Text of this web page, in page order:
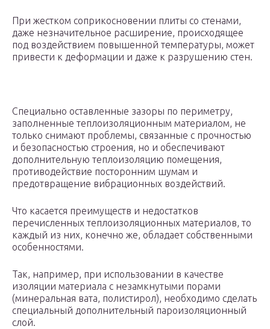
При жестком соприкосновении плиты со стенами,
даже незначительное расширение, происходящее
под воздействием повышенной температуры, может
привести к деформации и даже к разрушению стен.
Специально оставленные зазоры по периметру,
заполненные теплоизоляционным материалом, не
только снимают проблемы, связанные с прочностью
и безопасностью строения, но и обеспечивают
дополнительную теплоизоляцию помещения,
противодействие посторонним шумам и
предотвращение вибрационных воздействий.
Что касается преимуществ и недостатков
перечисленных теплоизоляционных материалов, то
каждый из них, конечно же, обладает собственными
особенностями.
Так, например, при использовании в качестве
изоляции материала с незамкнутыми порами
(минеральная вата, полистирол), необходимо сделать
специальный дополнительный пароизоляционный
слой.